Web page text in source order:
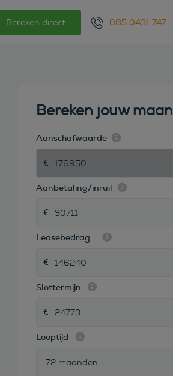
Bereken direct 085 0431 747
Bereken jouw
Aanschafwaarde
Aanbetaling/inruil
Leasebedrag
Slottermijn
Looptijd
72 maanden